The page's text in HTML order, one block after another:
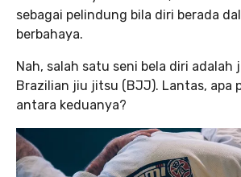
sebagai pelindung bila diri berada
berbahaya.
Nah, salah satu seni bela diri adalah
Brazilian jiu jitsu (BJJ). Lantas, apa
antara keduanya?